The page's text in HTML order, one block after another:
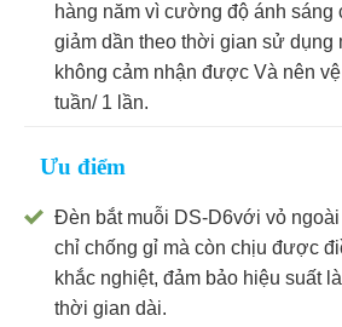
hàng năm vì cường độ ánh sáng
giảm dần theo thời gian sử dụng
không cảm nhận được Và nên
tuần/ 1 lần.
Ưu điểm
Đèn bắt muỗi DS-D6với vỏ
chỉ chống gỉ mà còn chịu được
khắc nghiệt, đảm bảo hiệu suất
thời gian dài.